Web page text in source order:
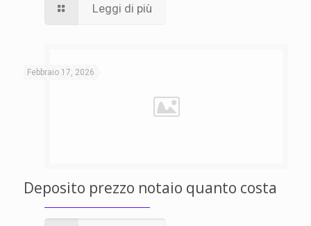
Leggi di più
Febbraio 17, 2026
Deposito prezzo notaio quanto costa